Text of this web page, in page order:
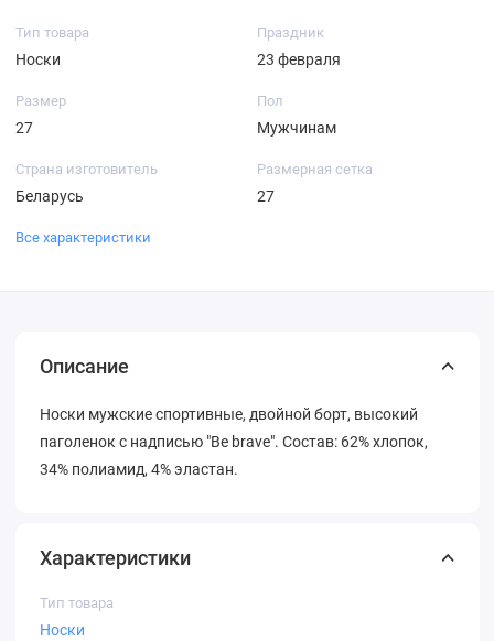
Тип товара
Носки
Праздник
23 февраля
Размер
27
Пол
Мужчинам
Страна изготовитель
Беларусь
Размерная сетка
27
Все характеристики
Описание
Носки мужские спортивные, двойной борт, высокий
паголенок с надписью "Be brave". Состав: 62% хлопок,
34% полиамид, 4% эластан.
Характеристики
Тип товара
Носки